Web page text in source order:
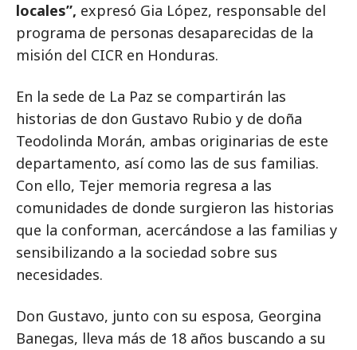
locales”, expresó Gia López, responsable del
programa de personas desaparecidas de la
misión del CICR en Honduras.
En la sede de La Paz se compartirán las
historias de don Gustavo Rubio y de doña
Teodolinda Morán, ambas originarias de este
departamento, así como las de sus familias.
Con ello, Tejer memoria regresa a las
comunidades de donde surgieron las historias
que la conforman, acercándose a las familias y
sensibilizando a la sociedad sobre sus
necesidades.
Don Gustavo, junto con su esposa, Georgina
Banegas, lleva más de 18 años buscando a su